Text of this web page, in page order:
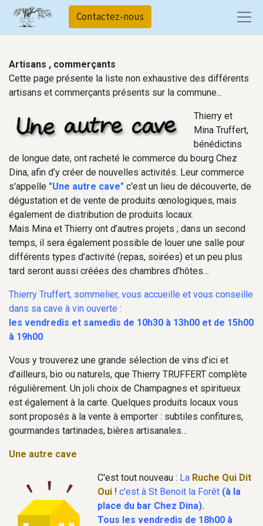
Contactez-nous
Artisans , commerçants
Cette page présente la liste non exhaustive des différents
artisans et commerçants présents sur la commune...
Thierry et
Mina Truffert,
bénédictins
de longue date, ont racheté le commerce du bourg Chez
Dina, afin d’y créer de nouvelles activités. Leur commerce
s'appelle "Une autre cave" c'est un lieu de découverte, de
dégustation et de vente de produits œnologiques, mais
également de distribution de produits locaux.
Mais Mina et Thierry ont d’autres projets ; dans un second
temps, il sera également possible de louer une salle pour
différents types d’activité (repas, soirées) et un peu plus
tard seront aussi créées des chambres d’hôtes…
Thierry Truffert, sommelier, vous accueille et vous conseille
dans sa cave à vin ouverte :
les vendredis et samedis de 10h30 à 13h00 et de 15h00
à 19h00
Vous y trouverez une grande sélection de vins d’ici et
d’ailleurs, bio ou naturels, que Thierry TRUFFERT complète
régulièrement. Un joli choix de Champagnes et spiritueux
est également à la carte. Quelques produits locaux vous
sont proposés à la vente à emporter : subtiles confitures,
gourmandes tartinades, bières artisanales…
Une autre cave
C'est tout nouveau : La Ruche Qui Dit
Oui ! c'est à St Benoit la Forêt (à la
place du bar Chez Dina).
Tous les vendredis de 18h00 à